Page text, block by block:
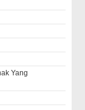
Yang